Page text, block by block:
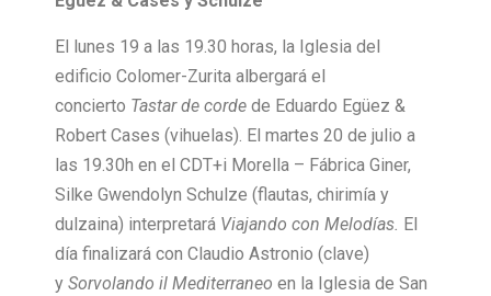
El lunes 19 a las 19.30 horas, la Iglesia del
edificio Colomer-Zurita albergará el
concierto Tastar de corde de Eduardo Egüez &
Robert Cases (vihuelas). El martes 20 de julio a
las 19.30h en el CDT+i Morella – Fábrica Giner,
Silke Gwendolyn Schulze (flautas, chirimía y
dulzaina) interpretará Viajando con Melodías. El
día finalizará con Claudio Astronio (clave)
y Sorvolando il Mediterraneo en la Iglesia de San